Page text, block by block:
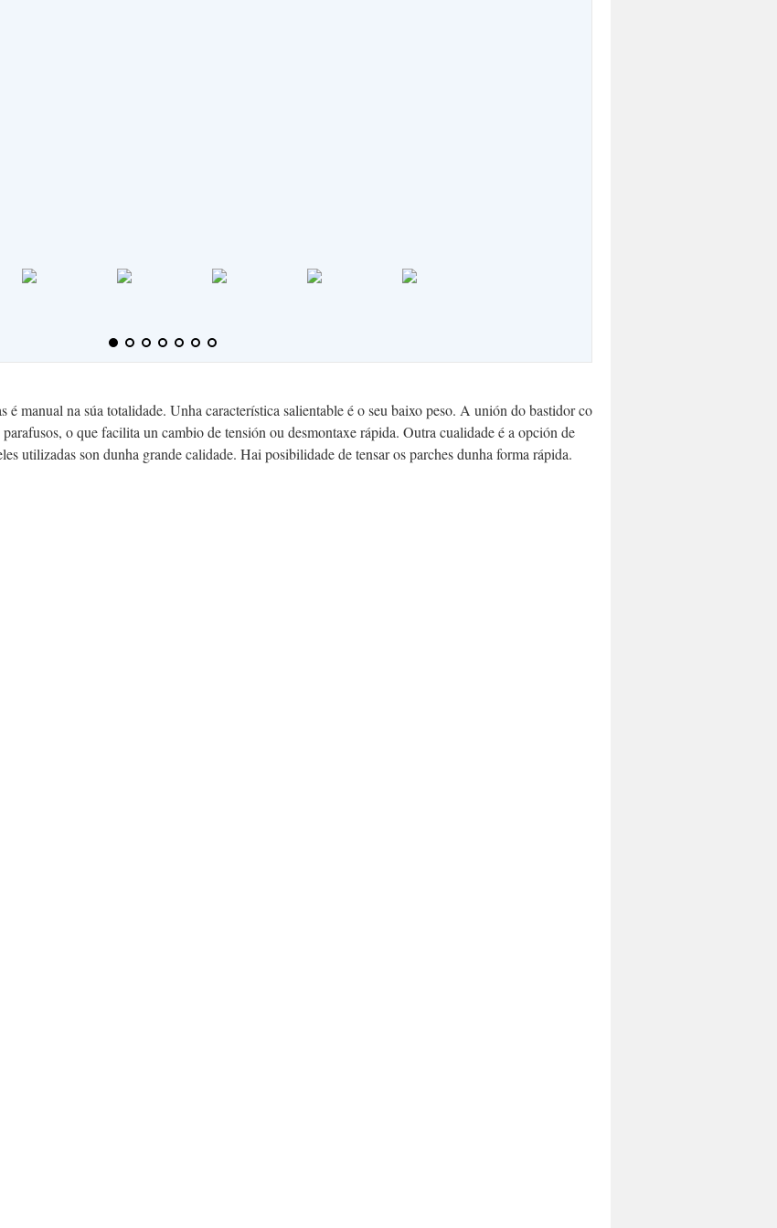
é manual na súa totalidade. Unha característica salientable é o seu baixo peso. A unión do bastidor co
o que facilita un cambio de tensión ou desmontaxe rápida. Outra cualidade é a opción de
utilizadas son dunha grande calidade. Hai posibilidade de tensar os parches dunha forma rápida.